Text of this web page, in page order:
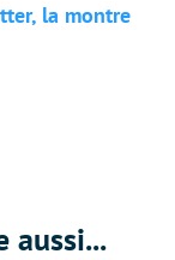
la montre
aussi...